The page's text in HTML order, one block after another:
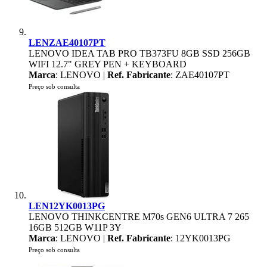
LENZAE40107PT
LENOVO IDEA TAB PRO TB373FU 8GB SSD 256GB
WIFI 12.7" GREY PEN + KEYBOARD
Marca: LENOVO | Ref. Fabricante: ZAE40107PT
Preço sob consulta
LEN12YK0013PG
LENOVO THINKCENTRE M70s GEN6 ULTRA 7 265
16GB 512GB W11P 3Y
Marca: LENOVO | Ref. Fabricante: 12YK0013PG
Preço sob consulta